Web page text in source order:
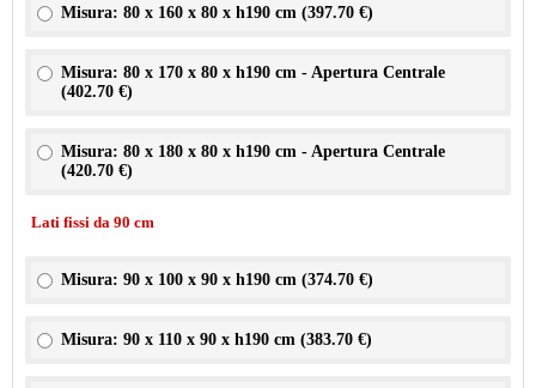
Misura: 80 x 160 x 80 x h190 cm (397.70 €)
Misura: 80 x 170 x 80 x h190 cm - Apertura Centrale
(402.70 €)
Misura: 80 x 180 x 80 x h190 cm - Apertura Centrale
(420.70 €)
Lati fissi da 90 cm
Misura: 90 x 100 x 90 x h190 cm (374.70 €)
Misura: 90 x 110 x 90 x h190 cm (383.70 €)